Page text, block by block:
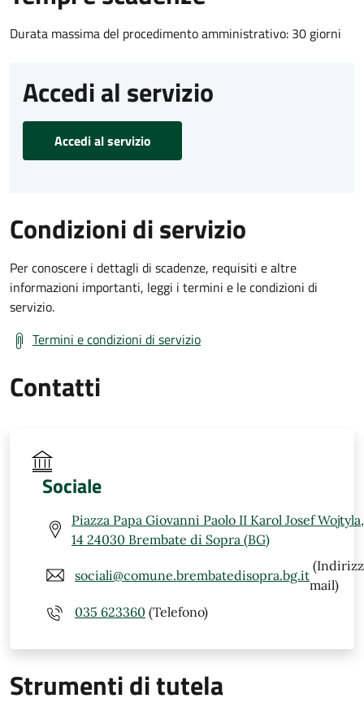
Durata massima del procedimento amministrativo: 30 giorni
Accedi al servizio
Accedi al servizio
Condizioni di servizio
Per conoscere i dettagli di scadenze, requisiti e altre
informazioni importanti, leggi i termini e le condizioni di
servizio.
Termini e condizioni di servizio
Contatti
Sociale
Piazza Papa Giovanni Paolo II Karol Josef Wojtyla,
14 24030 Brembate di Sopra (BG)
sociali@comune.brembatedisopra.bg.it
mail)
035 623360 (Telefono)
Strumenti di tutela